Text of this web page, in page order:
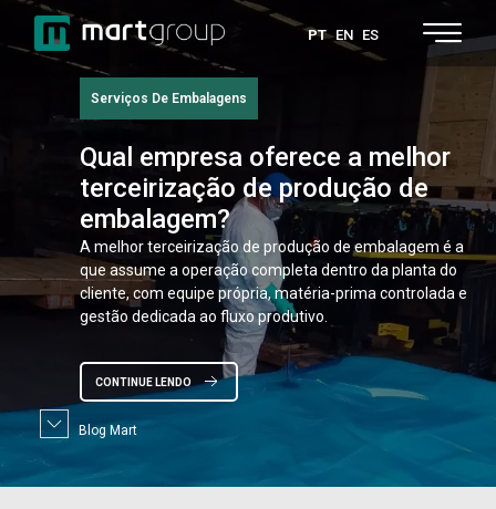
PT EN ES
Serviços De Embalagens
Qual empresa oferece a melhor
terceirização de produção de
embalagem?
A melhor terceirização de produção de embalagem é a
que assume a operação completa dentro da planta do
cliente, com equipe própria, matéria-prima controlada e
gestão dedicada ao fluxo produtivo.
CONTINUE LENDO
Blog Mart